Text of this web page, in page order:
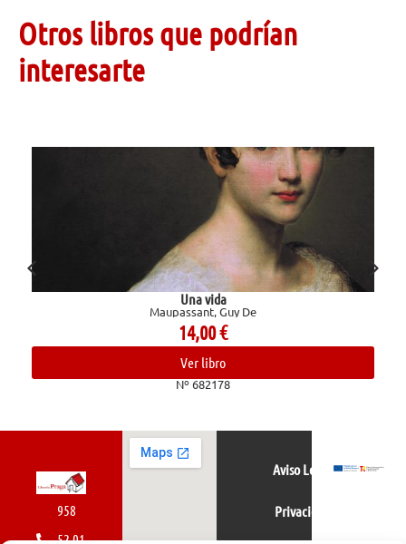
Otros libros que podrían
interesarte
Una vida
Maupassant, Guy De
14,00€
Ver libro
Nº 682178
958
52 01
Aviso Legal
Privacidad